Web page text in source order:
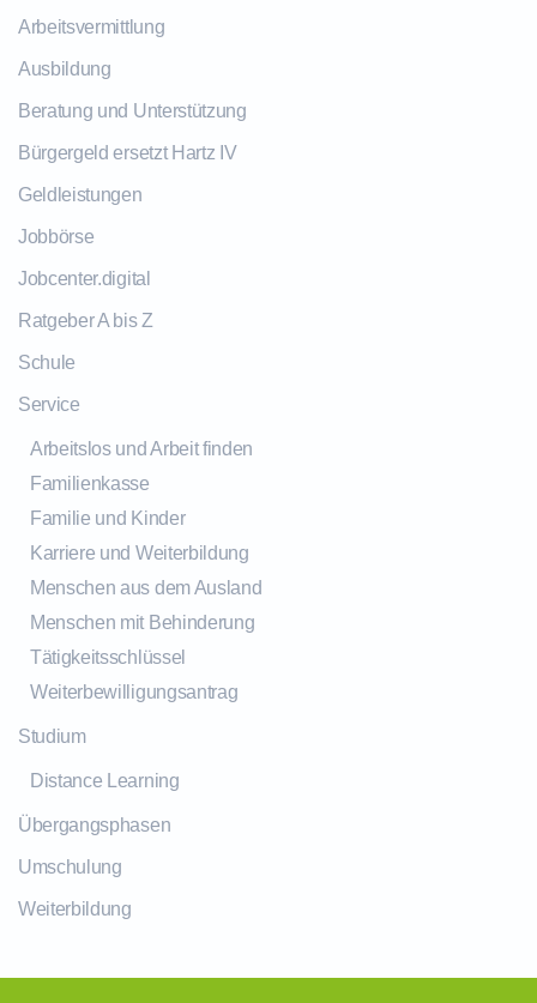
Arbeitsvermittlung
Ausbildung
Beratung und Unterstützung
Bürgergeld ersetzt Hartz IV
Geldleistungen
Jobbörse
Jobcenter.digital
Ratgeber A bis Z
Schule
Service
Arbeitslos und Arbeit finden
Familienkasse
Familie und Kinder
Karriere und Weiterbildung
Menschen aus dem Ausland
Menschen mit Behinderung
Tätigkeitsschlüssel
Weiterbewilligungsantrag
Studium
Distance Learning
Übergangsphasen
Umschulung
Weiterbildung